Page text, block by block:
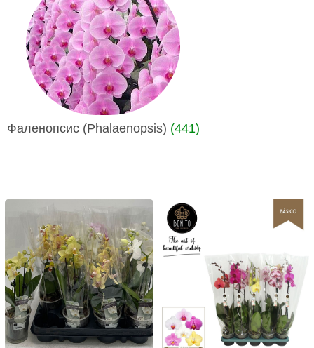
Фаленопсис (Phalaenopsis) (441)